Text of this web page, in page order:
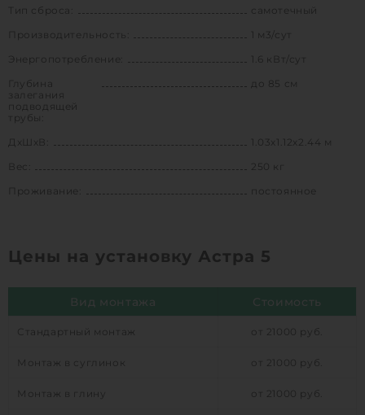
Тип сброса:
самотечный
Производительность:
1 м3/сут
Энергопотребление:
1.6 кВт/сут
Глубина
залегания
подводящей
трубы:
до 85 см
ДхШхВ:
1.03х1.12х2.44 м
250 кг
Проживание:
постоянное
Цены на установку Астра 5
Вид монтажа Стоимость
Стандартный монтаж от 21000 руб.
Монтаж в суглинок от 21000 руб.
Монтаж в глину от 21000 руб.